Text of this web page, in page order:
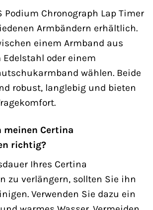
Podium Chronograph Lap Timer
Armbändern erhältlich.
einem Armband aus
oder einem
wählen. Beide
robust, langlebig und bieten
meinen Certina
richtig?
Ihres Certina
zu verlängern, sollten Sie ihn
Verwenden Sie dazu ein